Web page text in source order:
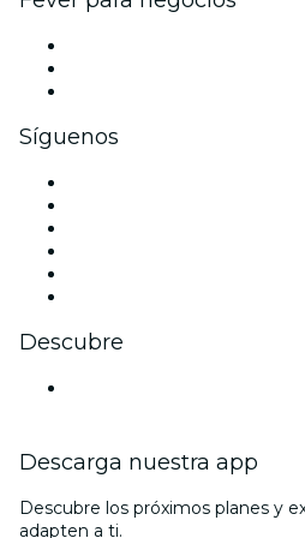
Síguenos
Descubre
Descarga nuestra app
Descubre los próximos planes y
adapten a ti.